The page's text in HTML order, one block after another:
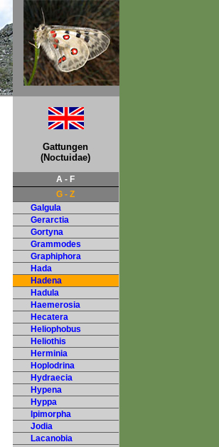
Gattungen
(Noctuidae)
A - F
G - Z
Galgula
Gerarctia
Gortyna
Grammodes
Graphiphora
Hada
Hadena
Hadula
Haemerosia
Hecatera
Heliophobus
Heliothis
Herminia
Hoplodrina
Hydraecia
Hypena
Hyppa
Ipimorpha
Jodia
Lacanobia